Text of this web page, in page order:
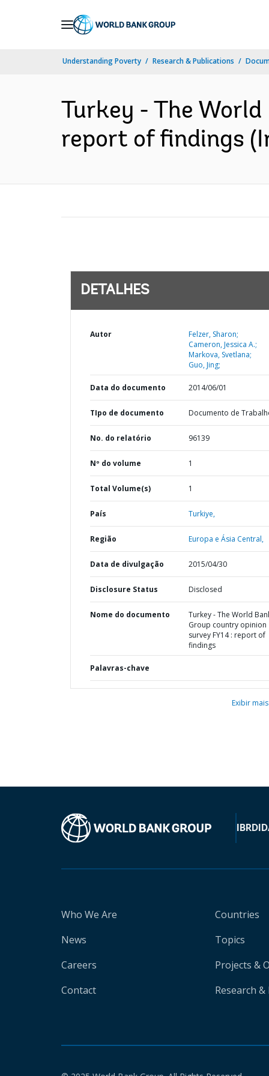
Understanding Poverty Research & Publications
Turkey - The
report of findings
DETALHES
Autor
Felzer, Sharon;
Cameron, Jessica A.;
Markova, Svetlana;
Guo, Jing;
Data do documento 2014/06/01
TIpo de documento Documento de
No. do relatório 96139
Nº do volume 1
Total Volume(s) 1
País Turkiye,
Região Europa e Ásia Central,
Data de divulgação 2015/04/30
Disclosure Status Disclosed
Nome do documento
Turkey - The World
Group country opinion
survey FY14 : report of
findings
Palavras-chave
Exibir mais
IBRD
Who We Are
News
Careers
Contact
Countries
Topics
Projects &
Research